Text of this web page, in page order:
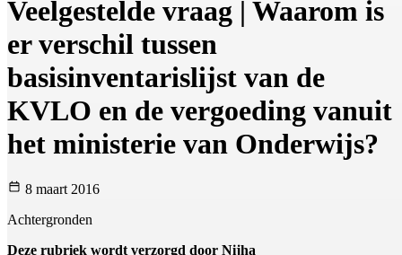
Veelgestelde vraag | Waarom is
er verschil tussen
basisinventarislijst van de
KVLO en de vergoeding vanuit
het ministerie van Onderwijs?
8 maart 2016
Achtergronden
Deze rubriek wordt verzorgd door Nijha